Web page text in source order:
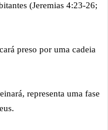
(Jeremias 4:23-26;
preso por uma cadeia
representa uma fase